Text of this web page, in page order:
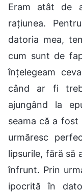
Eram atât de
rațiunea.
datoria mea,
cum sunt de
înțelegeam
când ar fi
ajungând la
seama că a fost
urmăresc
lipsurile, fără să
înfrunt. Prin
ipocrită în